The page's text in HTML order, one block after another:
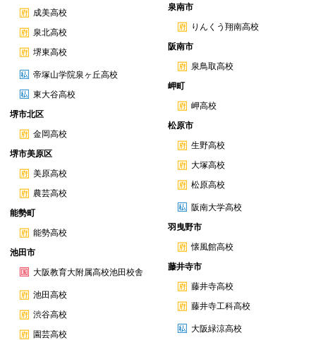
成美高校
泉北高校
堺東高校
帝塚山学院泉ヶ丘高校
東大谷高校
堺市北区
金岡高校
堺市美原区
美原高校
農芸高校
能勢町
能勢高校
池田市
大阪教育大附属高校池田校舎
池田高校
渋谷高校
園芸高校
泉南市
りんくう翔南高校
阪南市
泉鳥取高校
岬町
岬高校
松原市
生野高校
大塚高校
松原高校
阪南大学高校
羽曳野市
懐風館高校
藤井寺市
藤井寺高校
藤井寺工科高校
大阪緑涼高校